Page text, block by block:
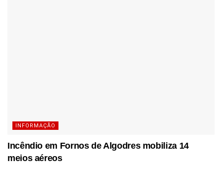
INFORMAÇÃO
Incêndio em Fornos de Algodres mobiliza 14
meios aéreos